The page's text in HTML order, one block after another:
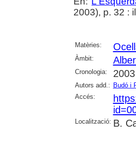
2003), p. 32 :
Matèries:
Àmbit:
Cronologia: 2003
Autors add.: Budó i
Accés:
Localització: B.